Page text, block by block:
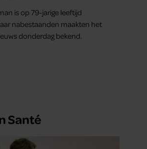
is op 79-jarige leeftijd
nabestaanden maakten het
donderdag bekend.
Santé